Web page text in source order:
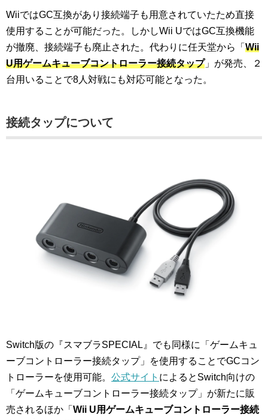
WiiではGC互換があり接続端子も用意されていたため直接
使用することが可能だった。しかしWii UではGC互換機能
が撤廃、接続端子も廃止された。代わりに任天堂から「 Wii
U用ゲームキューブコントローラー接続タップ」が発売、２
台用いることで8人対戦にも対応可能となった。
接続タップについて
Switch版の『スマブラSPECIAL』でも同様に「ゲームキュ
ーブコントローラー接続タップ」を使用することでGCコン
トローラーを使用可能。 公式サイト によるとSwitch向けの
「ゲームキューブコントローラー接続タップ」が新たに販
売されるほか「 Wii U用ゲームキューブコントローラー接続